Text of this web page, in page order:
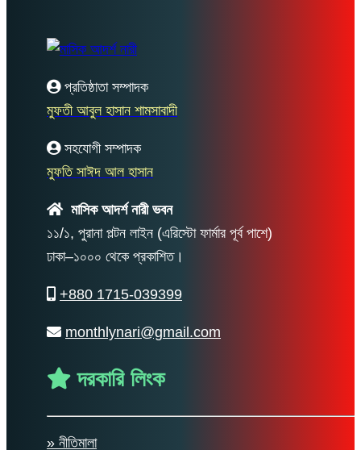
প্রতিষ্ঠাতা সম্পাদক
মুফতী আবুল হাসান শামসাবাদী
সহযোগী সম্পাদক
মুফতি সাঈদ আল হাসান
মাসিক আদর্শ নারী ভবন
১১/১, পুরানা পল্টন লাইন (এরিস্টো ফার্মার পূর্ব পাশে)
ঢাকা–১০০০ থেকে প্রকাশিত।
+880 1715-039399
monthlynari@gmail.com
দরকারি লিংক
» নীতিমালা